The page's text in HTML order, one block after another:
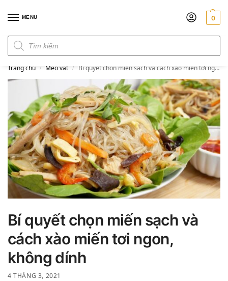
MENU 0
Trang chủ / Mẹo vặt / Bí quyết chọn miến sạch và cách xào miến tơi ngon, không dính
Bí quyết chọn miến sạch và
cách xào miến tơi ngon,
không dính
4 THÁNG 3, 2021